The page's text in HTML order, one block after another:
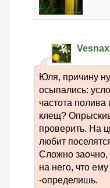
Юля, причину
осыпались:
частота
клещ?
проверить. На
любит
Сложно заочно,
на него, что
-определишь.